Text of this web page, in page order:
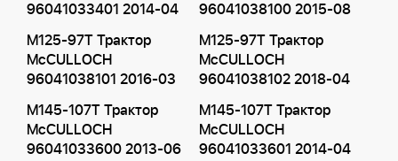
96041033401 2014-04
96041038100 2015-08
M125-97T Трактор
McCULLOCH
96041038101 2016-03
M125-97T Трактор
McCULLOCH
96041038102 2018-04
M145-107T Трактор
McCULLOCH
96041033600 2013-06
M145-107T Трактор
McCULLOCH
96041033601 2014-04